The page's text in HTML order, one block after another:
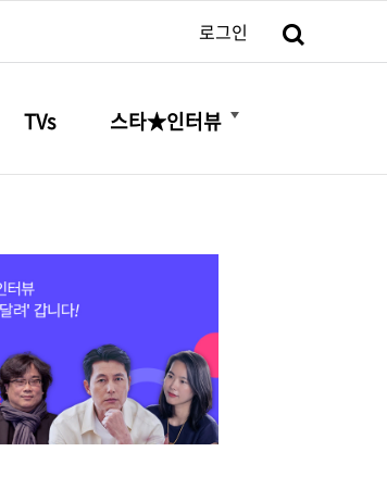
로그인
TVs 스타★인터뷰
더보기